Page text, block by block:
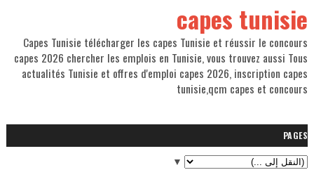
capes tunisie
Capes Tunisie télécharger les capes Tunisie et réussir le concours
capes 2026 chercher les emplois en Tunisie, vous trouvez aussi Tous
actualités Tunisie et offres d'emploi capes 2026, inscription capes
tunisie,qcm capes et concours
PAGES
▼